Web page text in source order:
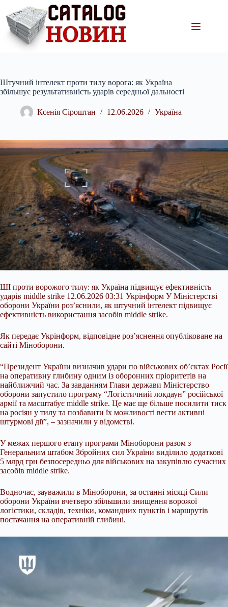
вмісту
Штучний інтелект проти тилу ворога: як Україна
збільшує результативність ударів середньої дальності
Ксенія Сіроштан 12.06.2026 Україна
ШІ проти ворожого тилу: як Україна підвищує ефективність
ударів middle strike 12.06.2026 03:31 Укрінформ У Міністерстві
оборони України роз’яснили, як штучний інтелект підвищує
ефективність використання засобів middle strike.
Як передає Укрінформ, відповідне роз’яснення опубліковане на
сайті Міноборони.
“Президент України визначив удари по військових обʼєктах Росії
на оперативну глибину одним із оборонних пріоритетів на
найближчий час. За завданням Глави держави Міністерство
оборони запустило програму “Логістичний локдаун” російської
армії та масштабує middle strike. Це має ще більше посилити тиск
на росіян у тилу та позбавити їх можливості вести активні
штурмові дії”, – зазначили у відомстві.
У межах першого етапу програми Міноборони разом з
Генеральним штабом Збройних сил України виділило додаткові
5 млрд грн безпосередньо для військових на закупівлю сучасних
засобів middle strike.
Водночас, зауважили в Міноборони, за останні місяці Сили
оборони України вчетверо збільшили знищення ворожої
логістики, складів, техніки, командних пунктів і маршрутів
постачання на оперативній глибині.